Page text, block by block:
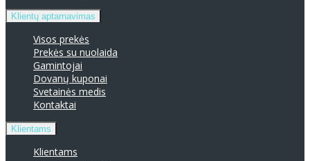
Klientų aptarnavimas
Visos prekės
Prekės su nuolaida
Gamintojai
Dovanų kuponai
Svetainės medis
Kontaktai
Klientams
Klientams